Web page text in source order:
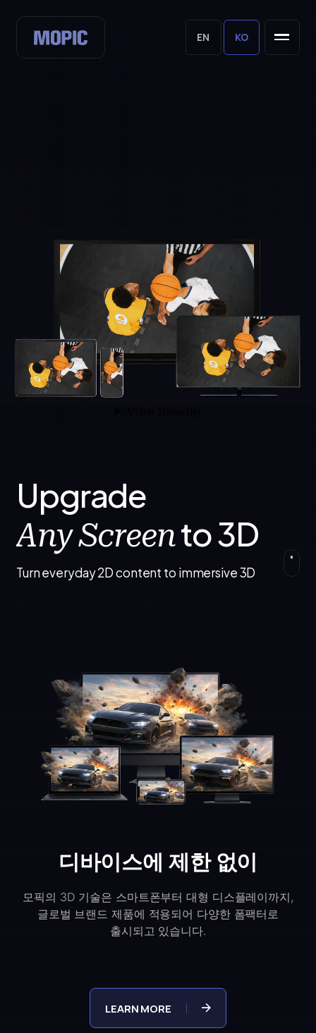
EN KO
Upgrade
Any Screento 3D
Turn everyday 2D content to immersive 3D
디바이스에 제한 없이
모픽의 3D 기술은 스마트폰부터 대형 디스플레이까지,
글로벌 브랜드 제품에 적용되어 다양한 폼팩터로
출시되고 있습니다.
LEARN MORE